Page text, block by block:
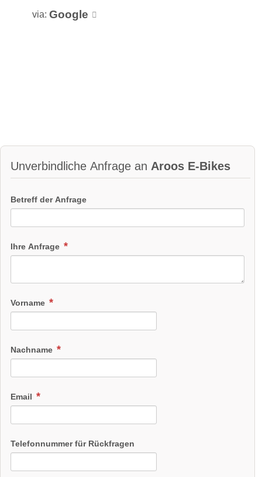
via: Google
Unverbindliche Anfrage an Aroos E-Bikes
Betreff der Anfrage
Ihre Anfrage
Vorname
Nachname
Email
Telefonnummer für Rückfragen